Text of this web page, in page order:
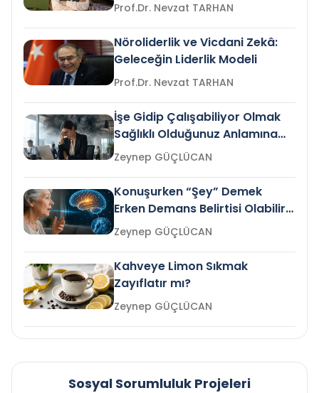
Prof.Dr. Nevzat TARHAN
Nöroliderlik ve Vicdani Zekâ:
Geleceğin Liderlik Modeli
Prof.Dr. Nevzat TARHAN
İşe Gidip Çalışabiliyor Olmak
Sağlıklı Olduğunuz Anlamına
Gelir mi?Zeynep GÜÇLÜCAN
Konuşurken “Şey” Demek
Erken Demans Belirtisi Olabilir
mi?
Zeynep GÜÇLÜCAN
Kahveye Limon Sıkmak
Zayıflatır mı?
Zeynep GÜÇLÜCAN
Sosyal Sorumluluk Projeleri